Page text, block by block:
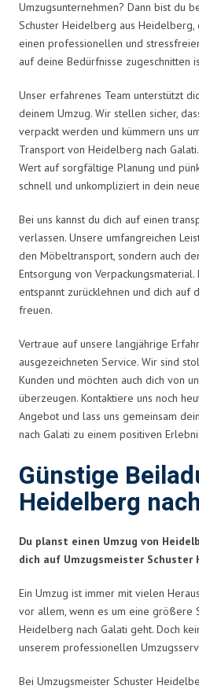
Umzugsunternehmen? Dann bist du
Schuster Heidelberg aus
einen professionellen und
auf deine Bedürfnisse zugeschnitten
Unser erfahrenes Team unterstützt
deinem Umzug. Wir stellen sicher,
verpackt werden und kümmern uns
Transport von Heidelberg nach
Wert auf sorgfältige Planung und
schnell und unkompliziert in dein
Bei uns kannst du dich auf einen
verlassen. Unsere umfangreichen
den Möbeltransport, sondern auch
Entsorgung von Verpackungsmaterial.
entspannt zurücklehnen und dich auf
freuen.
Vertraue auf unsere langjährige
ausgezeichneten Service. Wir sind
Kunden und möchten auch dich von
überzeugen. Kontaktiere uns noch
Angebot und lass uns gemeinsam
nach Galati zu einem positiven
Günstige
Heidelberg
Du planst einen Umzug von
dich auf Umzugsmeister Schuster
Ein Umzug ist immer mit vielen
vor allem, wenn es um eine größere
Heidelberg nach Galati geht. Doch
unserem professionellen
Bei Umzugsmeister Schuster